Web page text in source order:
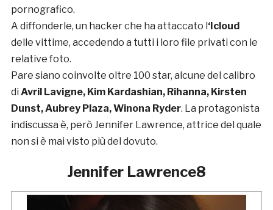
pornografico.
A diffonderle, un hacker che ha attaccato l ‘Icloud
delle vittime, accedendo a tutti i loro file privati con le
relative foto.
Pare siano coinvolte oltre 100 star, alcune del calibro
di Avril Lavigne, Kim Kardashian, Rihanna, Kirsten
Dunst, Aubrey Plaza, Winona Ryder. La protagonista
indiscussa è, però Jennifer Lawrence, attrice del quale
non si è mai visto più del dovuto.
Jennifer Lawrence8